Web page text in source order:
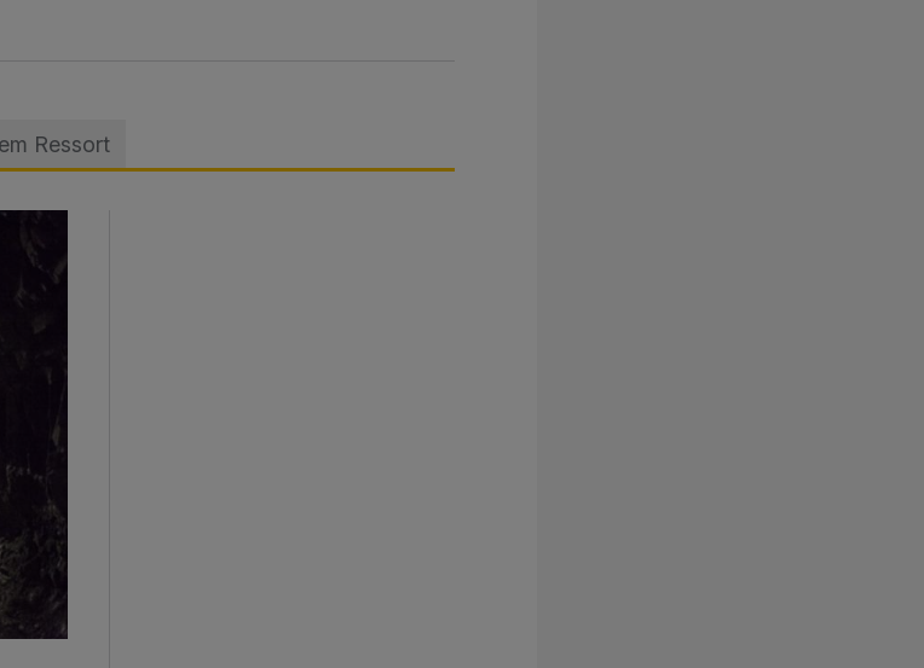
Ressort